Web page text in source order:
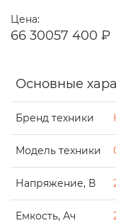
Цена:
66 30057 400 ₽
Основные
Бренд техники
Модель техники
Напряжение, В
Емкость, Ач